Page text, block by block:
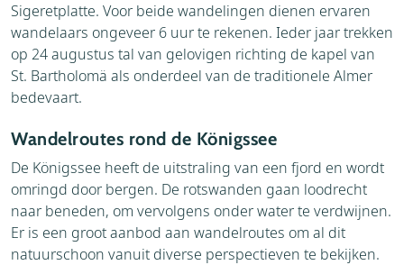
Sigeretplatte. Voor beide wandelingen dienen ervaren
wandelaars ongeveer 6 uur te rekenen. Ieder jaar trekken
op 24 augustus tal van gelovigen richting de kapel van
St. Bartholomä als onderdeel van de traditionele Almer
bedevaart.
Wandelroutes rond de Königssee
De Königssee heeft de uitstraling van een fjord en wordt
omringd door bergen. De rotswanden gaan loodrecht
naar beneden, om vervolgens onder water te verdwijnen.
Er is een groot aanbod aan wandelroutes om al dit
natuurschoon vanuit diverse perspectieven te bekijken.